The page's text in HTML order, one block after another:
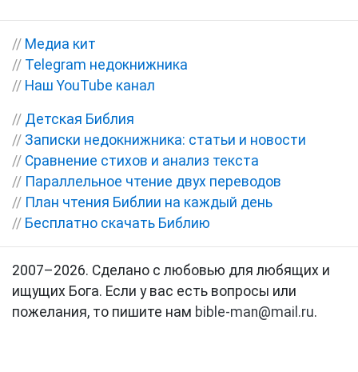
// Медиа кит
// Telegram недокнижника
// Наш YouTube канал
// Детская Библия
// Записки недокнижника: статьи и новости
// Сравнение стихов и анализ текста
// Параллельное чтение двух переводов
// План чтения Библии на каждый день
// Бесплатно скачать Библию
2007–2026. Сделано с любовью для любящих и
ищущих Бога. Если у вас есть вопросы или
пожелания, то пишите нам bible-man@mail.ru.